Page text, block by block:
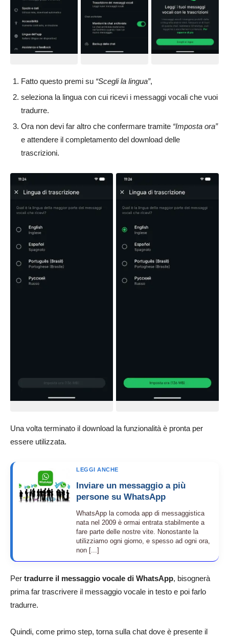
Fatto questo premi su “Scegli la lingua”,
seleziona la lingua con cui ricevi i messaggi vocali che vuoi
tradurre.
Ora non devi far altro che confermare tramite “Imposta ora”
e attendere il completamento del download delle
trascrizioni.
Una volta terminato il download la funzionalità è pronta per
essere utilizzata.
LEGGI ANCHE
Inviare un messaggio a più
persone su WhatsApp
WhatsApp la comoda app di messaggistica
nata nel 2009 è ormai entrata stabilmente a
fare parte delle nostre vite. Nonostante la
utilizziamo ogni giorno, e spesso ad ogni ora,
non [...]
Per tradurre il messaggio vocale di WhatsApp, bisognerà
prima far trascrivere il messaggio vocale in testo e poi farlo
tradurre.
Quindi, come primo step, torna sulla chat dove è presente il